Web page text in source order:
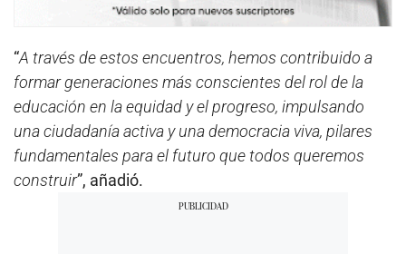
“A través de estos encuentros, hemos contribuido a
formar generaciones más conscientes del rol de la
educación en la equidad y el progreso, impulsando
una ciudadanía activa y una democracia viva, pilares
fundamentales para el futuro que todos queremos
construir”, añadió.